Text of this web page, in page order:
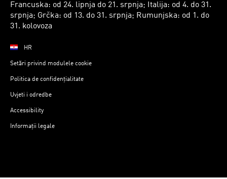
Francuska: od 24. lipnja do 21. srpnja; Italija: od 4. do 31.
srpnja; Grčka: od 13. do 31. srpnja; Rumunjska: od 1. do
31. kolovoza
HR
Setări privind modulele cookie
Politica de confidențialitate
Uvjeti i odredbe
Accessibility
Informații legale